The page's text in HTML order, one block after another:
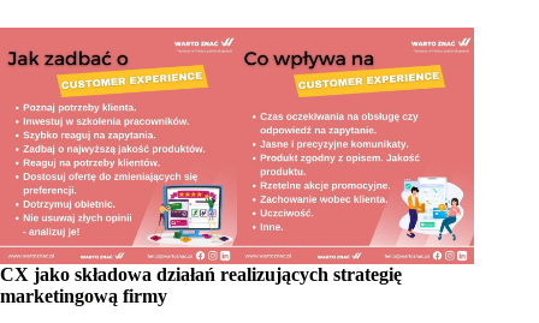
CX jako składowa działań realizujących strategię
marketingową firmy